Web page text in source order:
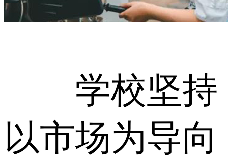
学校坚持
以市场为导向